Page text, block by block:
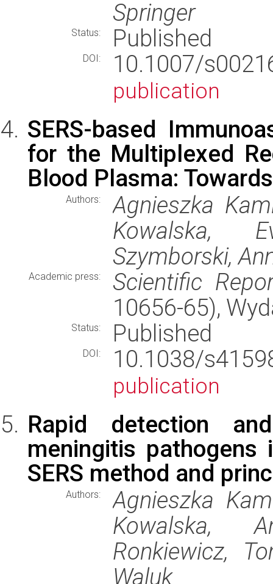
Springer
Status: Published
DOI: 10.1007/
publication
SERS-based
for the Multiplexed
Blood Plasma:
Authors:
Agnieszka
Kowalska,
Szymborski,
Academic press:
Scientific
10656-65),
Status: Published
DOI: 10.1038/
publication
Rapid detection
meningitis
SERS method and
Authors:
Agnieszka
Kowalska,
Ronkiewicz,
Waluk